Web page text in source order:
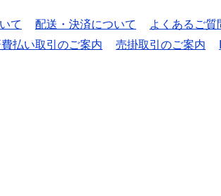
て 配送・決済について
よくあるご質
払い取引のご案内 売掛取引のご案内